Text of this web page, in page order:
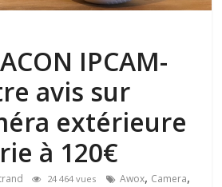
IPCAM-
avis sur
extérieure
à 120€
24 464 vues Awox, Camera,